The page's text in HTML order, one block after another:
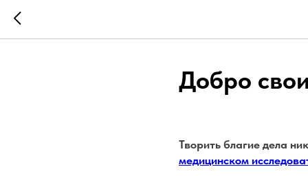
Добро
Творить благие дела
медицинском